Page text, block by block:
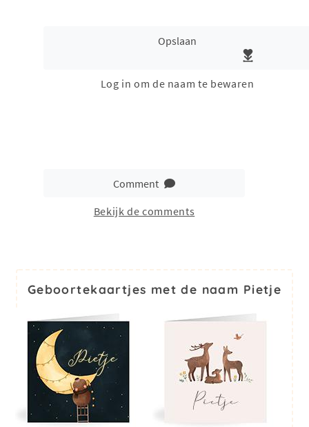
Opslaan
Log in om de naam te bewaren
Comment
Bekijk de comments
Geboortekaartjes met de naam Pietje